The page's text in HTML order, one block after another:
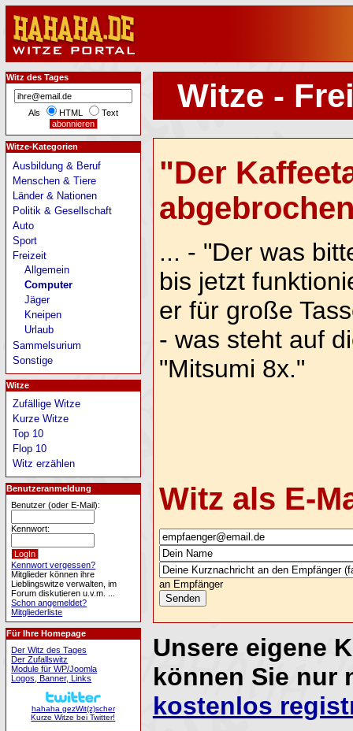
Witze -
"Der
... - "Der was
bis jetzt
er für große
- was steht auf
"Mitsumi 8x."
Witz als E-
an Empfänger
Unsere eigene
können Sie nur
kostenlos
Witz des Tages
Als HTML Text
Witze-Kategorien
Ausbildung & Beruf
Menschen & Tiere
Länder & Nationen
Politik & Gesellschaft
Auto
Sport
Freizeit
Allgemein
Computer
Jäger
Kneipen
Urlaub
Sammelsurium
Sonstige
Witze
Zufällige Witze
Kurze Witze
Top 10
Flop 10
Witz erzählen
Benutzeranmeldung
Benutzer (oder E-Mail):
Kennwort:
Kennwort vergessen?
Mitglieder können ihre
Lieblingswitze verwalten, im
Forum diskutieren u.v.m. ...
Schon angemeldet?
Mitgliederliste
Für Ihre Homepage
Der Witz des Tages
Der Zufallswitz
Module für WP/Joomla
Logos, Banner, Links
hahaha gezWit(z)scher
Kurze Witze bei Twitter!